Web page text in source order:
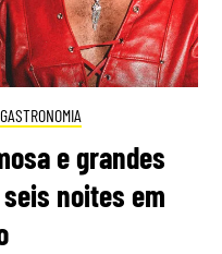
GASTRONOMIA
e grandes
noites em